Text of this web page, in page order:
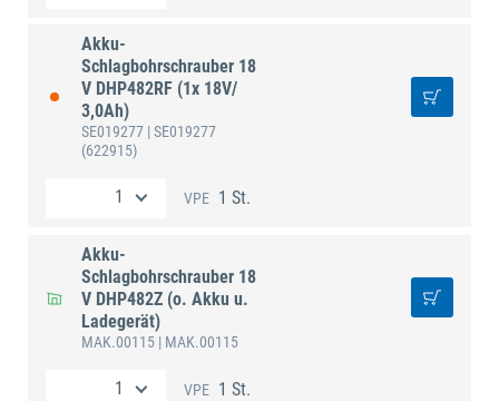
Akku-
Schlagbohrschrauber 18
V DHP482RF (1x 18V/
3,0Ah)
SE019277 | SE019277
(622915)
VPE 1 St.
Akku-
Schlagbohrschrauber 18
V DHP482Z (o. Akku u.
Ladegerät)
MAK.00115 | MAK.00115
VPE 1 St.